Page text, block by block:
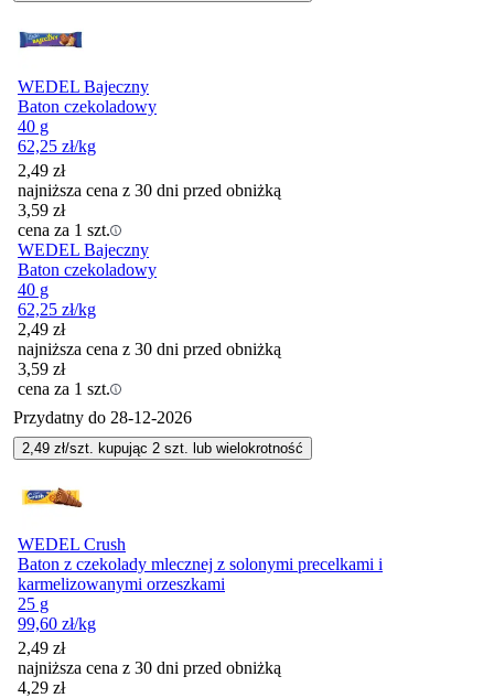
WEDEL Bajeczny
Baton czekoladowy
40 g
62,25 zł/kg
2,49 zł
najniższa cena z 30 dni przed obniżką
3,59 zł
cena za 1 szt.
WEDEL Bajeczny
Baton czekoladowy
40 g
62,25 zł/kg
2,49 zł
najniższa cena z 30 dni przed obniżką
3,59 zł
cena za 1 szt.
Przydatny do 28-12-2026
2,49 zł/szt. kupując 2 szt. lub wielokrotność
WEDEL Crush
Baton z czekolady mlecznej z solonymi precelkami i
karmelizowanymi orzeszkami
25 g
99,60 zł/kg
2,49 zł
najniższa cena z 30 dni przed obniżką
4,29 zł